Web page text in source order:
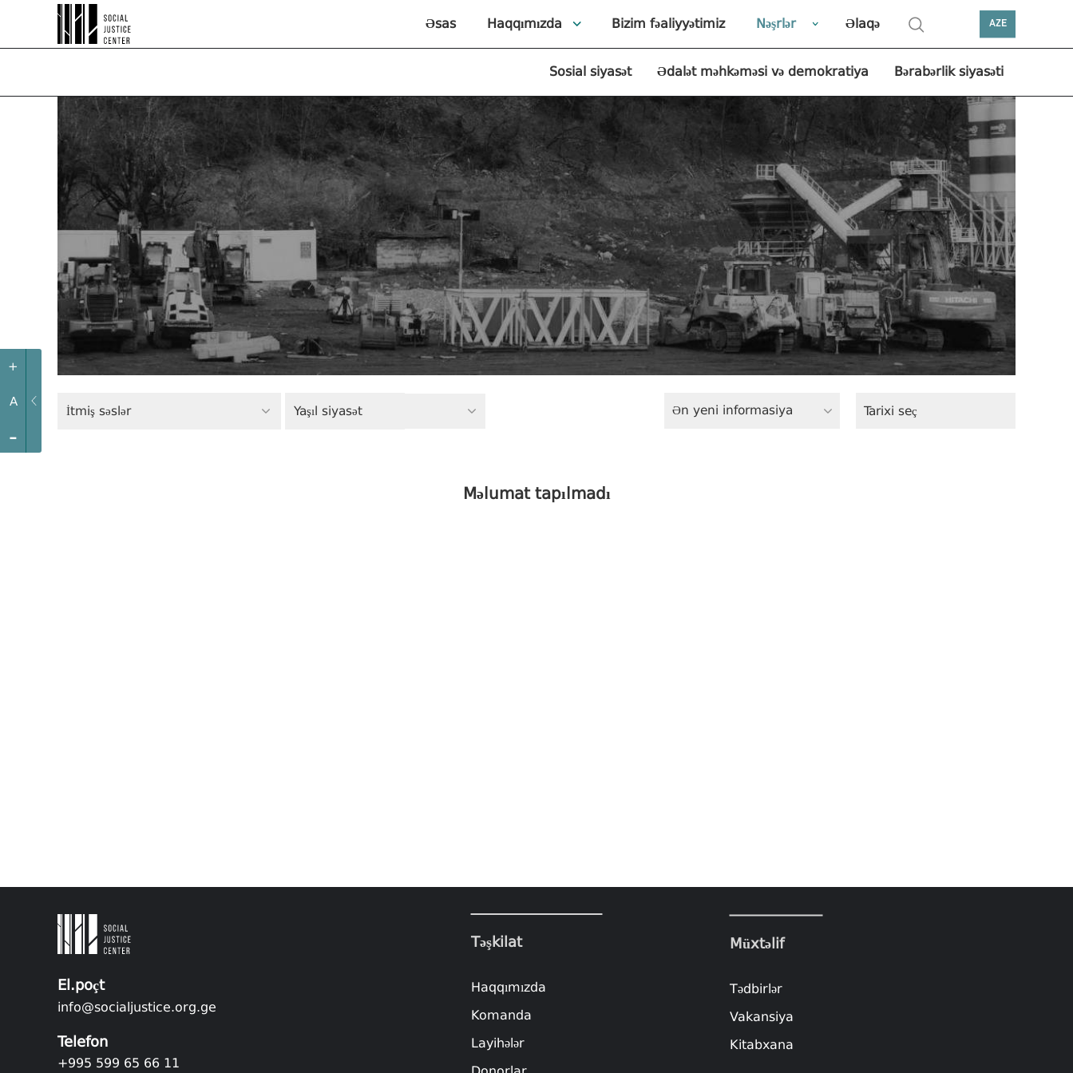
+
A
-
Əsas Haqqımızda Bizim fəaliyyətimiz Nəşrlər Əlaqə AZE
Sosial siyasət Ədalət məhkəməsi və demokratiya Bərabərlik siyasəti
İtmiş səslər Yaşıl siyasət Ən yeni informasiya
Məlumat tapılmadı
El.poçt
info@socialjustice.org.ge
Telefon
+995 599 65 66 11
Təşkilat
Haqqımızda
Komanda
Layihələr
Müxtəlif
Tədbirlər
Vakansiya
Kitabxana